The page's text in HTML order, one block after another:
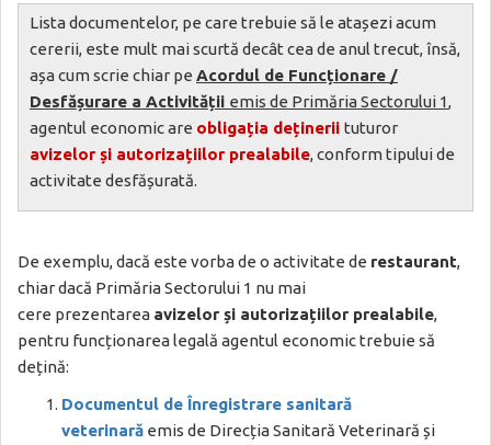
Lista documentelor, pe care trebuie să le atașezi acum
cererii, este mult mai scurtă decât cea de anul trecut, însă,
așa cum scrie chiar pe Acordul de Funcționare /
Desfășurare a Activității emis de Primăria Sectorului 1,
agentul economic are obligația deținerii tuturor
avizelor și autorizațiilor prealabile, conform tipului de
activitate desfășurată.
De exemplu, dacă este vorba de o activitate de restaurant,
chiar dacă Primăria Sectorului 1 nu mai
cere prezentarea avizelor și autorizațiilor prealabile,
pentru funcționarea legală agentul economic trebuie să
dețină:
Documentul de Înregistrare sanitară
veterinară emis de Direcția Sanitară Veterinară și